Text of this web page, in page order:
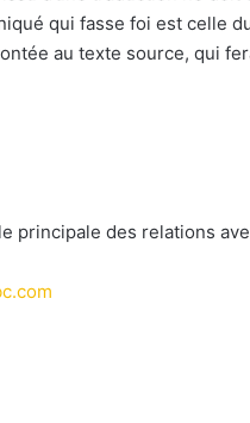
qui fasse foi est celle
au texte source, qui
principale des relations